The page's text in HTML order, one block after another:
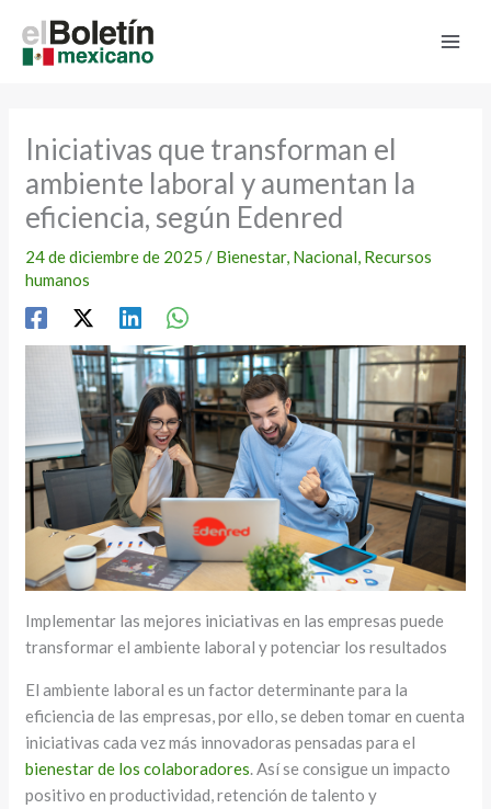
contenido
Iniciativas que transforman el
ambiente laboral y aumentan la
eficiencia, según Edenred
24 de diciembre de 2025/ Bienestar, Nacional, Recursos
humanos
Implementar las mejores iniciativas en las empresas puede
transformar el ambiente laboral y potenciar los resultados
El ambiente laboral es un factor determinante para la
eficiencia de las empresas, por ello, se deben tomar en cuenta
iniciativas cada vez más innovadoras pensadas para el
bienestar de los colaboradores . Así se consigue un impacto
positivo en productividad, retención de talento y